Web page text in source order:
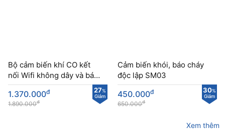
Bộ cảm biến khí CO kết
nối Wifi không dây và báo
tới điện thoại
27%
Giảm
1.370.000đ
1.890.000đ
Cảm biến khói, báo cháy
độc lập SM03
30%
Giảm
450.000đ
650.000đ
Xem thêm